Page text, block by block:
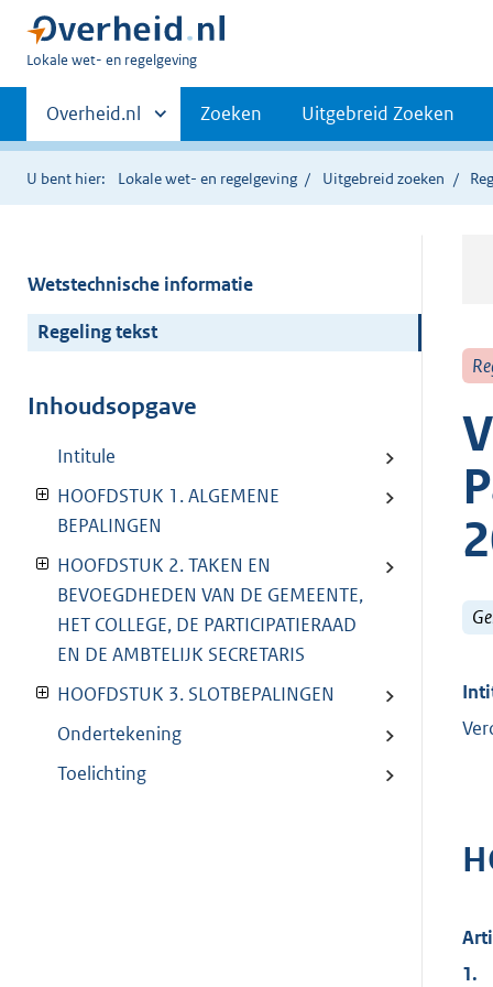
U
hier:
Lokale wet- en regelgeving
Primaire
navigatie
Andere
sites
binnen
Overheid.nl Zoeken Uitgebreid Zoeken
U bent hier: Lokale wet- en regelgeving Uitgebreid zoeken
Wetstechnische informatie
Regeling tekst
Inhoudsopgave
Intitule
HOOFDSTUK 1. ALGEMENE
BEPALINGEN
HOOFDSTUK 2. TAKEN EN
BEVOEGDHEDEN VAN DE GEMEENTE,
HET COLLEGE, DE PARTICIPATIERAAD
EN DE AMBTELIJK SECRETARIS
HOOFDSTUK 3. SLOTBEPALINGEN
Ondertekening
Toelichting
1.